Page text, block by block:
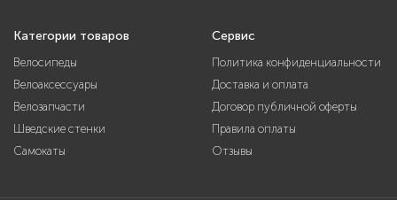
Категории товаров
Велосипеды
Велоаксессуары
Велозапчасти
Шведские стенки
Самокаты
Сервис
Политика конфиденциальности
Доставка и оплата
Договор публичной оферты
Правила оплаты
Отзывы